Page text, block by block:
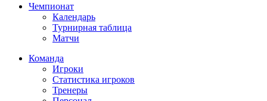
Чемпионат
Календарь
Турнирная таблица
Матчи
Команда
Игроки
Статистика игроков
Тренеры